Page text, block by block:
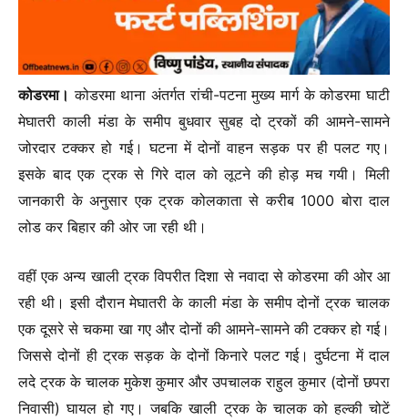
कोडरमा। कोडरमा थाना अंतर्गत रांची-पटना मुख्य मार्ग के कोडरमा घाटी
मेघातरी काली मंडा के समीप बुधवार सुबह दो ट्रकों की आमने-सामने
जोरदार टक्कर हो गई। घटना में दोनों वाहन सड़क पर ही पलट गए।
इसके बाद एक ट्रक से गिरे दाल को लूटने की होड़ मच गयी। मिली
जानकारी के अनुसार एक ट्रक कोलकाता से करीब 1000 बोरा दाल
लोड कर बिहार की ओर जा रही थी।
वहीं एक अन्य खाली ट्रक विपरीत दिशा से नवादा से कोडरमा की ओर आ
रही थी। इसी दौरान मेघातरी के काली मंडा के समीप दोनों ट्रक चालक
एक दूसरे से चकमा खा गए और दोनों की आमने-सामने की टक्कर हो गई।
जिससे दोनों ही ट्रक सड़क के दोनों किनारे पलट गई। दुर्घटना में दाल
लदे ट्रक के चालक मुकेश कुमार और उपचालक राहुल कुमार (दोनों छपरा
निवासी) घायल हो गए। जबकि खाली ट्रक के चालक को हल्की चोटें